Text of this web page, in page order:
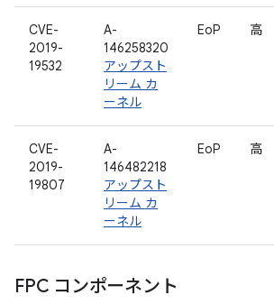
CVE-
2019-
19532
A-
146258320
アップスト
リーム カ
ーネル
EoP 高
CVE-
2019-
19807
A-
146482218
アップスト
リーム カ
ーネル
EoP 高
FPC コンポーネント